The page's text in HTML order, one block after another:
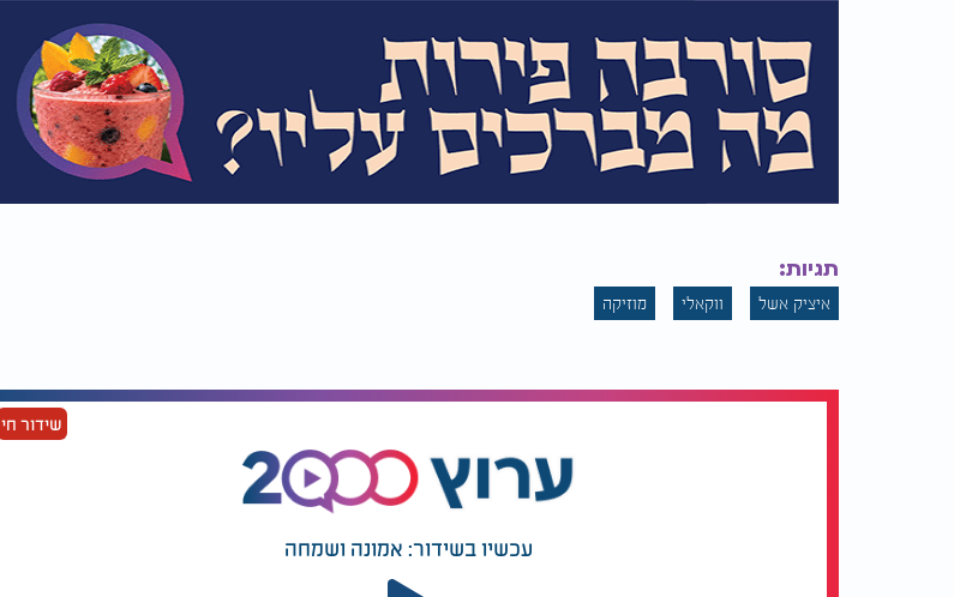
תגיות:
איציק אשל ווקאלי מוזיקה
שידור חי
עכשיו בשידור: אמונה ושמחה